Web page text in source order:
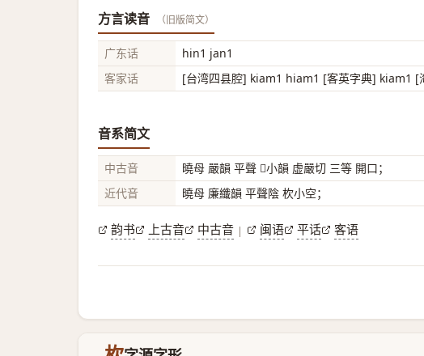
方言读音 （旧版简文）
广东话
hin1 jan1
客家话
[台湾四县腔] kiam1 hiam1 [客英字典] kiam1 [
音系简文
中古音
曉母 嚴韻 平聲 𩏩小韻 虚嚴切 三等 開口；
近代音
曉母 廉纖韻 平聲陰 杴小空；
韵书 上古音 中古音 | 闽语 平话 客语